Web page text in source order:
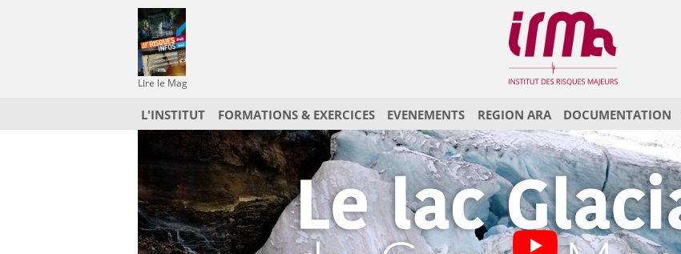
Lire le Mag
L'INSTITUT FORMATIONS & EXERCICES EVENEMENTS REGION ARA DOCUMENTATION